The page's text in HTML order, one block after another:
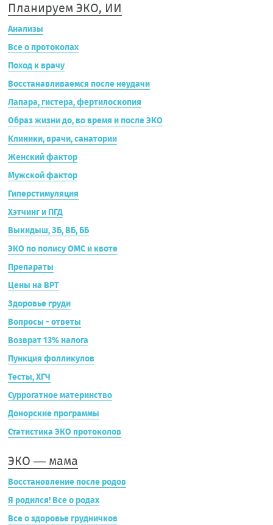
Планируем ЭКО, ИИ
Анализы
Все о протоколах
Поход к врачу
Восстанавливаемся после неудачи
Лапара, гистера, фертилоскопия
Образ жизни до, во время и после ЭКО
Клиники, врачи, санатории
Женский фактор
Мужской фактор
Гиперстимуляция
Хэтчинг и ПГД
Выкидыш, ЗБ, ВБ, ББ
ЭКО по полису ОМС и квоте
Препараты
Цены на ВРТ
Здоровье груди
Вопросы - ответы
Возврат 13% налога
Пункция фолликулов
Тесты, ХГЧ
Суррогатное материнство
Донорские программы
Статистика ЭКО протоколов
ЭКО — мама
Восстановление после родов
Я родился! Все о родах
Все о здоровье грудничков